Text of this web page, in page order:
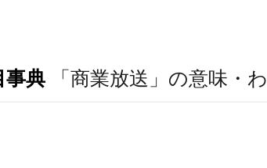
事典 「商業放送」の意味・